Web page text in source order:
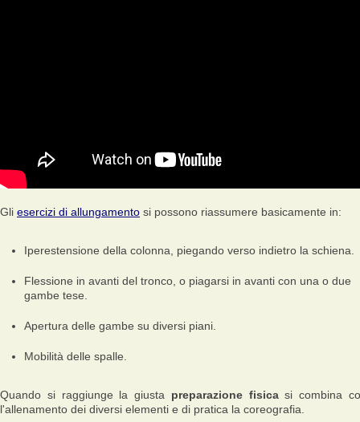
Gli esercizi di allungamento si possono riassumere basicamente in:
Iperestensione della colonna, piegando verso indietro la schiena.
Flessione in avanti del tronco, o piagarsi in avanti con una o due
gambe tese.
Apertura delle gambe su diversi piani.
Mobilità delle spalle.
Quando si raggiunge la giusta preparazione fisicasi combina
l'allenamento dei diversi elementi e di pratica la coreografia.